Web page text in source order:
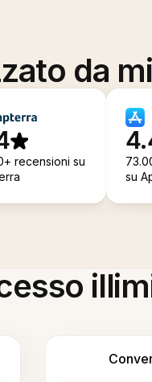
da
recensioni su
su